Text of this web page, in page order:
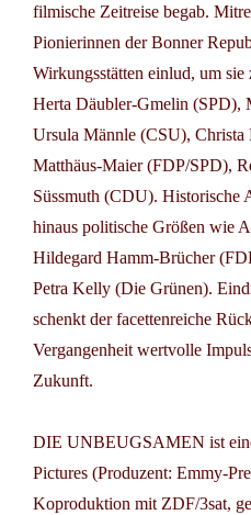
filmische Zeitreise begab.
Pionierinnen der Bonner
Wirkungsstätten einlud, um
Herta Däubler-Gmelin (SPD),
Ursula Männle (CSU),
Matthäus-Maier (FDP/SPD),
Süssmuth (CDU). Historische
hinaus politische Größen wie
Hildegard Hamm-Brücher
Petra Kelly (Die Grünen).
schenkt der facettenreiche
Vergangenheit wertvolle
Zukunft.
DIE UNBEUGSAMEN ist
Pictures (Produzent: Emmy-
Koproduktion mit ZDF/3sat,